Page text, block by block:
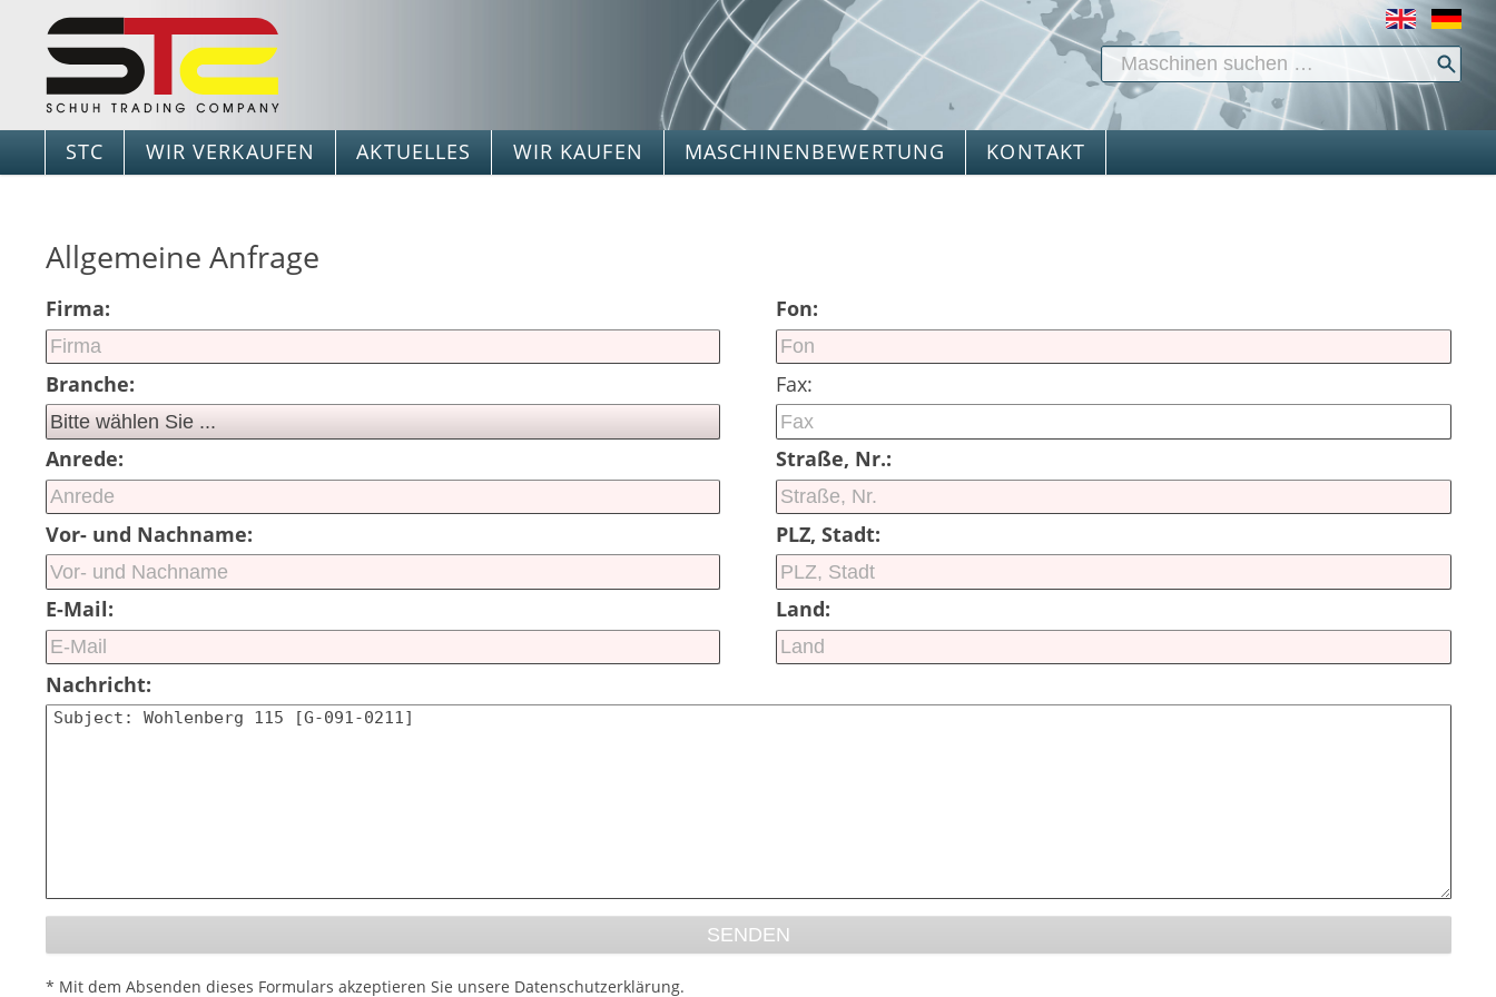
STC WIR VERKAUFEN AKTUELLES WIR KAUFEN MASCHINENBEWERTUNG KONTAKT
Allgemeine Anfrage
Firma:
Branche:
Anrede:
Vor- und Nachname:
E-Mail:
Fon:
Fax:
Straße, Nr.:
PLZ, Stadt:
Land:
Nachricht:
* Mit dem Absenden dieses Formulars akzeptieren Sie unsere Datenschutzerklärung.